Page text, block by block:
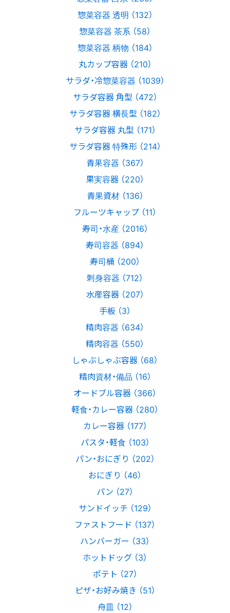
惣菜容器 透明 （132）
惣菜容器 茶系 （58）
惣菜容器 柄物 （184）
丸カップ容器 （210）
サラダ・冷惣菜容器 （1039）
サラダ容器 角型 （472）
サラダ容器 横長型 （182）
サラダ容器 丸型 （171）
サラダ容器 特殊形 （214）
青果容器 （367）
果実容器 （220）
青果資材 （136）
フルーツキャップ （11）
寿司・水産 （2016）
寿司容器 （894）
寿司桶 （200）
刺身容器 （712）
水産容器 （207）
手板 （3）
精肉容器 （634）
精肉容器 （550）
しゃぶしゃぶ容器 （68）
精肉資材・備品 （16）
オードブル容器 （366）
軽食・カレー容器 （280）
カレー容器 （177）
パスタ・軽食 （103）
パン・おにぎり （202）
おにぎり （46）
パン （27）
サンドイッチ （129）
ファストフード （137）
ハンバーガー （33）
ホットドッグ （3）
ポテト （27）
ピザ・お好み焼き （51）
舟皿 （12）